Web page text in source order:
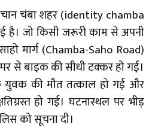
चंबा शहर (identity chamba
जो किसी जरूरी काम से अपनी
मार्ग (Chamba-Saho Road)
से बाइक की सीधी टक्कर हो गई।
युवक की मौत तत्काल हो गई और
हो गई। घटनास्थल पर भीड़
को सूचना दी।